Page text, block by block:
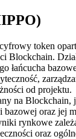
na USDC
token
Blockchain.
łańcucha
od projektu.
na Blockchain,
bazowej oraz jej
rynkowe
oraz